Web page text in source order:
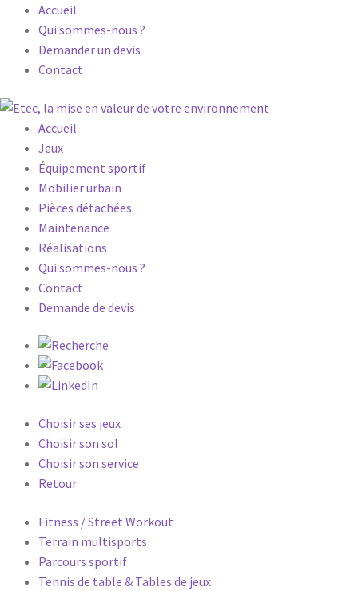
Accueil
Qui sommes-nous ?
Demander un devis
Contact
Accueil
Jeux
Équipement sportif
Mobilier urbain
Pièces détachées
Maintenance
Réalisations
Qui sommes-nous ?
Contact
Demande de devis
Choisir ses jeux
Choisir son sol
Choisir son service
Retour
Fitness / Street Workout
Terrain multisports
Parcours sportif
Tennis de table & Tables de jeux